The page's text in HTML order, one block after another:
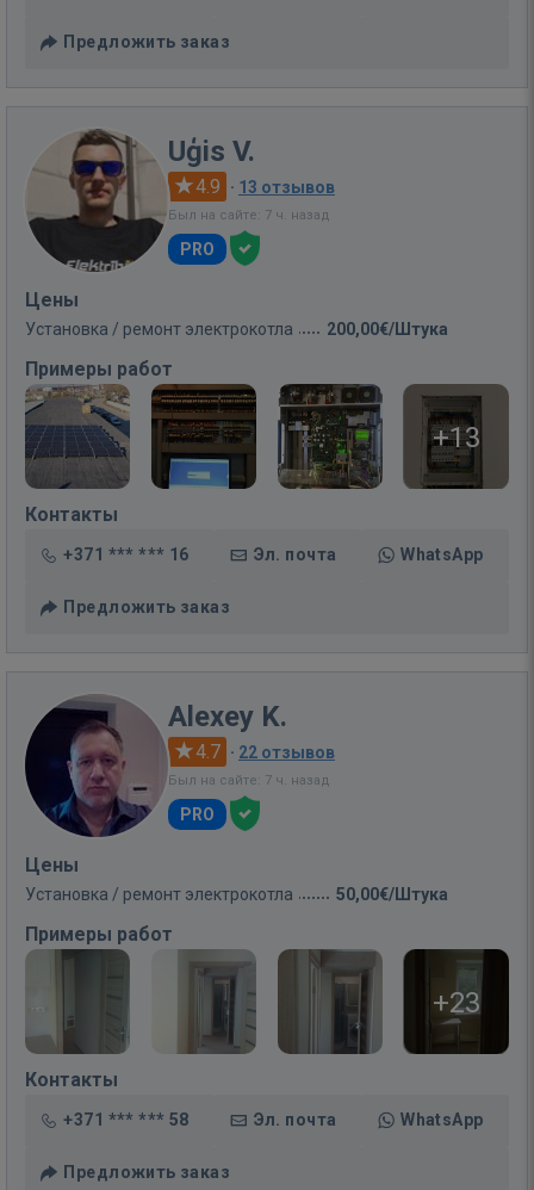
Предложить заказ
Uģis V.
4.9 · 13 отзывов
Был на сайте: 7 ч. назад
PRO
Цены
Установка / ремонт электрокотла 200,00€/Штука
Примеры работ
+13
Контакты
+371 *** *** 16 Эл. почта WhatsApp
Предложить заказ
Alexey K.
4.7 · 22 отзывов
Был на сайте: 7 ч. назад
PRO
Цены
Установка / ремонт электрокотла 50,00€/Штука
Примеры работ
+23
Контакты
+371 *** *** 58 Эл. почта WhatsApp
Предложить заказ